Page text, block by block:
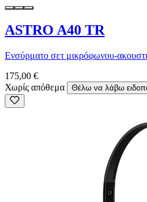
ASTRO A40 TR
Ενσύρματο σετ μικρόφωνου-
175,00 €
Χωρίς απόθεμα
Θέλω να λάβω